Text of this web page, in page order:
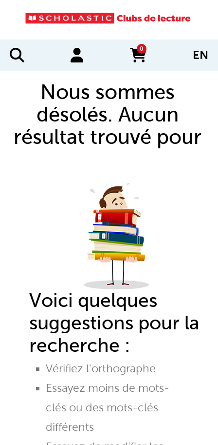
0
items in cart EN
Nous sommes
désolés. Aucun
résultat trouvé pour
Voici quelques
suggestions pour la
recherche :
Vérifiez l'orthographe
Essayez moins de mots-
clés ou des mots-clés
différents